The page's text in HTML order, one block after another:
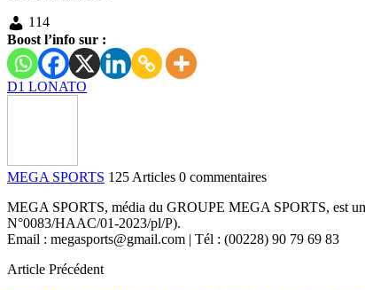
114
Boost l’info sur :
D1 LONATO
MEGA SPORTS 125 Articles 0 commentaires
MEGA SPORTS, média du GROUPE MEGA SPORTS, est
N°0083/HAAC/01-2023/pl/P).
Email : megasports@gmail.com | Tél : (00228) 90 79 69 83
Article Précédent